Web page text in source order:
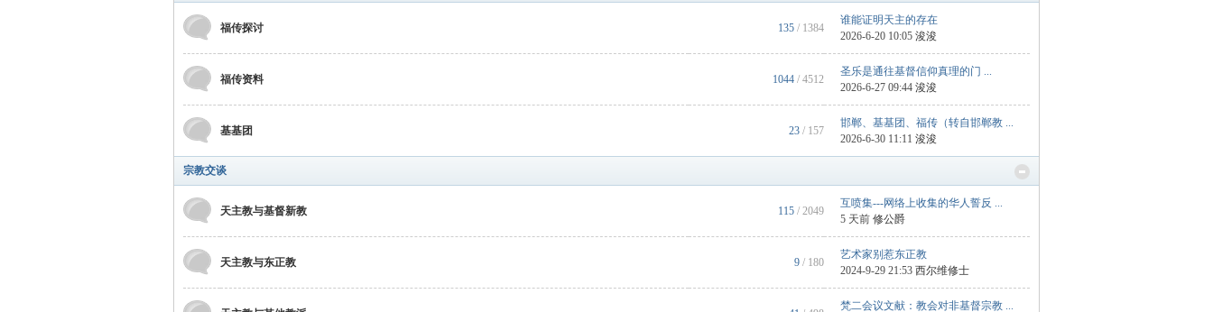
福传探讨 135 / 1384
谁能证明天主的存在
2026-6-20 10:05 浚浚
福传资料 1044 / 4512
圣乐是通往基督信仰真理的门 ...
2026-6-27 09:44 浚浚
基基团 23 / 157
邯郸、基基团、福传（转自邯郸教 ...
2026-6-30 11:11 浚浚
宗教交谈
天主教与基督新教 115 / 2049
互喷集---网络上收集的华人誓反 ...
5 天前 修公爵
天主教与东正教 9 / 180
艺术家别惹东正教
2024-9-29 21:53 西尔维修士
梵二会议文献：教会对非基督宗教 ...